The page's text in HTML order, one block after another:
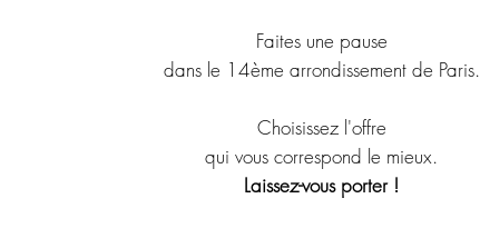
Faites une pause
dans le 14ème arrondissement de Paris.
Choisissez l'offre
qui vous correspond le mieux.
Laissez-vous porter !